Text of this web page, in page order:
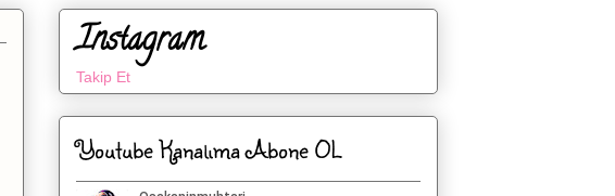
Instagram
Takip Et
Youtube Kanalıma Abone OL